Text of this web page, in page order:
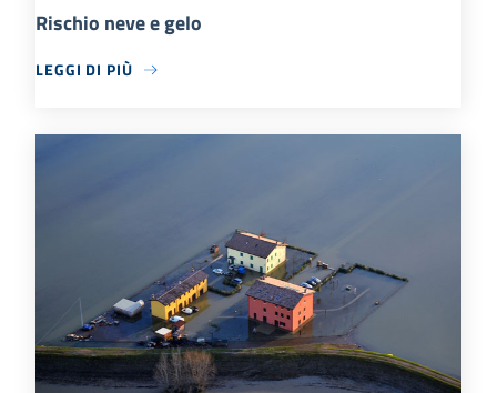
Rischio neve e gelo
LEGGI DI PIÙ